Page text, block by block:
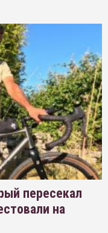
пересекал
на